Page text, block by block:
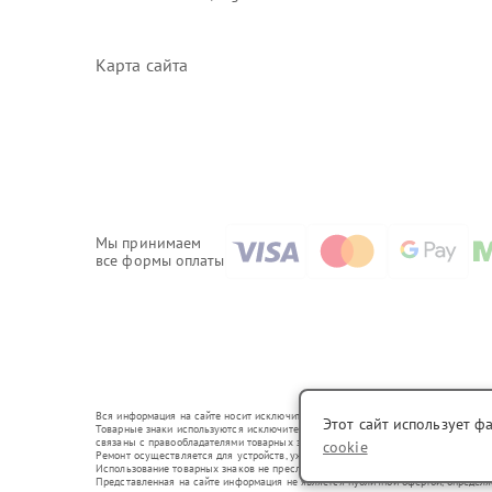
Карта сайта
Мы принимаем
все формы оплаты
Вся информация на сайте носит исключительно справочный характер.
Товарные знаки используются исключительно для описания устройств, в
связаны с правообладателями товарных знаков или их официальными
Ремонт осуществляется для устройств, уже введенных в гражданский оборот в
Использование товарных знаков не преследует цели индивидуализации услуг
Представленная на сайте информация не является публичной офертой,
Этот сайт использует
cookie